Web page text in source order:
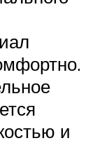
и